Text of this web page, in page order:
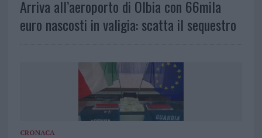
Arriva all’aeroporto di Olbia con 66mila
euro nascosti in valigia: scatta il sequestro
CRONACA